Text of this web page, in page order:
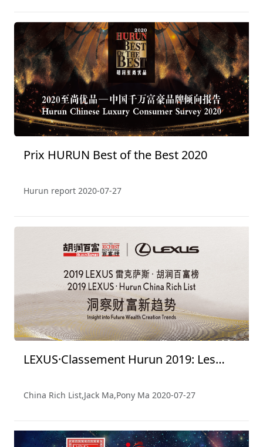
Prix HURUN Best of the Best 2020
Hurun report 2020-07-27
LEXUS·Classement Hurun 2019: Les
China Rich List,Jack Ma,Pony Ma 2020-07-27